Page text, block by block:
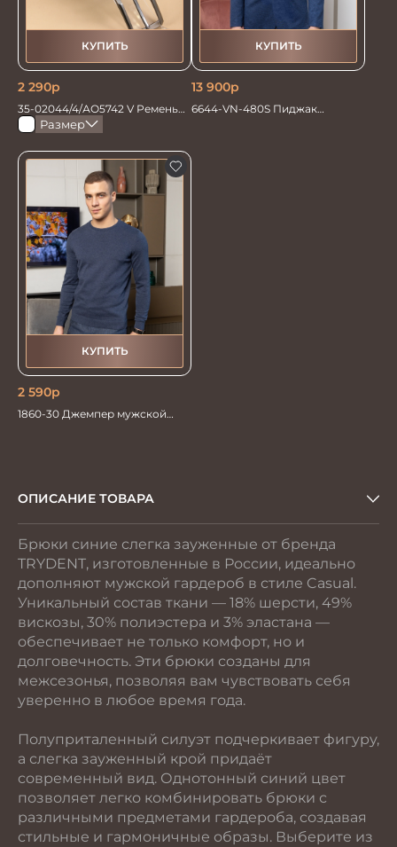
КУПИТЬ
2 290р
35-02044/4/АО5742 V Ремень
мужской 135см. черный
КУПИТЬ
13 900р
6644-VN-480S Пиджак
Размер
КУПИТЬ
2 590р
1860-30 Джемпер мужской
ОПИСАНИЕ ТОВАРА
Брюки синие слегка зауженные от бренда
TRYDENT, изготовленные в России, идеально
дополняют мужской гардероб в стиле Casual.
Уникальный состав ткани — 18% шерсти, 49%
вискозы, 30% полиэстера и 3% эластана —
обеспечивает не только комфорт, но и
долговечность. Эти брюки созданы для
межсезонья, позволяя вам чувствовать себя
уверенно в любое время года.
Полуприталенный силуэт подчеркивает фигуру,
а слегка зауженный крой придаёт
современный вид. Однотонный синий цвет
позволяет легко комбинировать брюки с
различными предметами гардероба, создавая
стильные и гармоничные образы. Выберите из